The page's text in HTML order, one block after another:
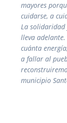
mayores
cuidarse, a
La solidaridad
lleva
cuánta
a fallar al
municipio